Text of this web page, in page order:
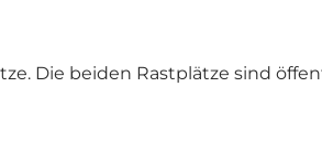
Die beiden Rastplätze sind